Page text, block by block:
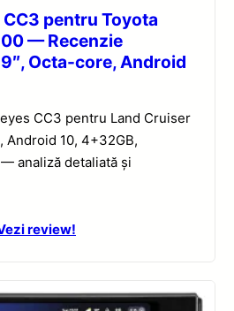
pentru Toyota
— Recenzie
Octa-core, Android
CC3 pentru Land Cruiser
Android 10, 4+32GB,
analiză detaliată și
review!